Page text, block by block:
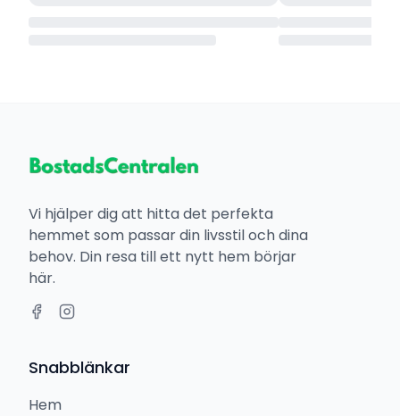
Vi hjälper dig att hitta det perfekta
hemmet som passar din livsstil och dina
behov. Din resa till ett nytt hem börjar
här.
Snabblänkar
Hem